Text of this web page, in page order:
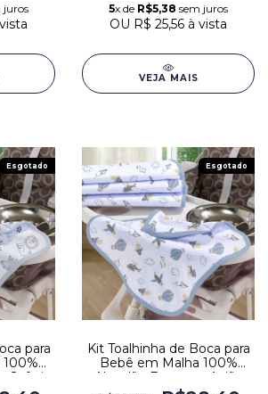
juros 5x de R$5,38 sem juros
OU R$ 25,56 à vista
VEJA MAIS
Esgotado
para
Safari
Esgotado
Kit Toalhinha de Boca para
Bebê em Malha 100%
Algodão Estampa Avião